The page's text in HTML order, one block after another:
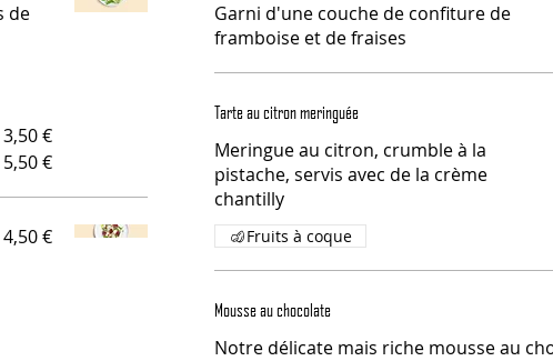
de
3,50 €
5,50 €
4,50 €
Garni d'une couche de confiture de
framboise et de fraises
Tarte au citron meringuée
Meringue au citron, crumble à la
pistache, servis avec de la crème
chantilly
Fruits à coque
Mousse au chocolate
Notre délicate mais riche mousse au